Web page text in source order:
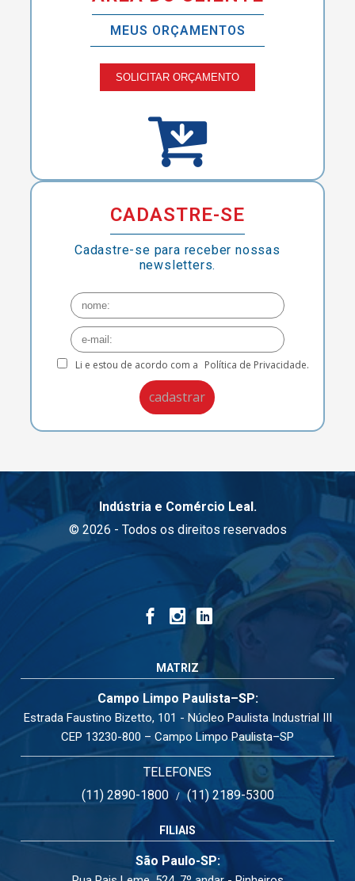
MEUS ORÇAMENTOS
SOLICITAR ORÇAMENTO
CADASTRE-SE
Cadastre-se para receber nossas
newsletters.
Li e estou de acordo com a Política de Privacidade.
Indústria e Comércio Leal.
© 2026 - Todos os direitos reservados
MATRIZ
Campo Limpo Paulista–SP:
Estrada Faustino Bizetto, 101 - Núcleo Paulista Industrial III
CEP 13230-800 – Campo Limpo Paulista–SP
TELEFONES
(11) 2890-1800/(11) 2189-5300
FILIAIS
São Paulo-SP: